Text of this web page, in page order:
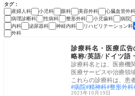
タグ
産婦人科
小児科 眼科 美容外科 心臓血管外科
病理診断科
性病科 整形外科 小児歯科 病院
内科
泌尿器科 神経内科 リハビリテーション科
外科
診療科名・医療広
略称/英語/ドイツ語
診療科名とは、医療機
医療サービスや治療領
これらの診療科は、患
やケア
病院 精神科 整形外科
2023年10月19日